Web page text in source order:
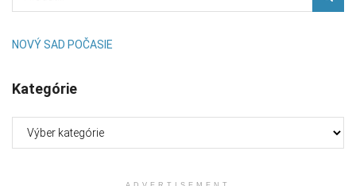
NOVÝ SAD POČASIE
Kategórie